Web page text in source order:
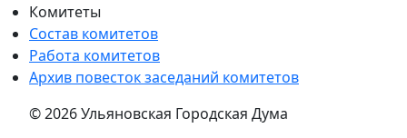
Комитеты
Состав комитетов
Работа комитетов
Архив повесток заседаний комитетов
© 2026 Ульяновская Городская Дума